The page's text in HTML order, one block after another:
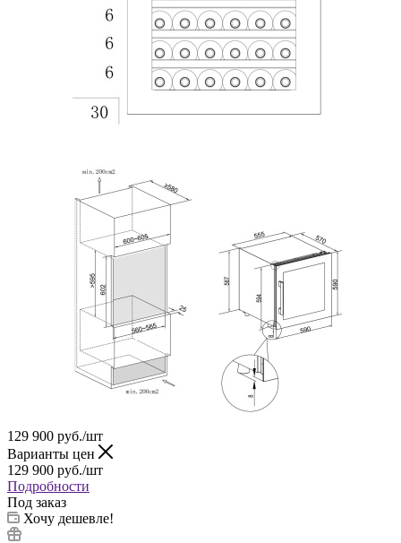
129 900 руб./шт
Варианты цен
129 900 руб./шт
Подробности
Под заказ
Хочу дешевле!